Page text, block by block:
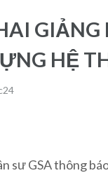
HỆ
sư GSA thông